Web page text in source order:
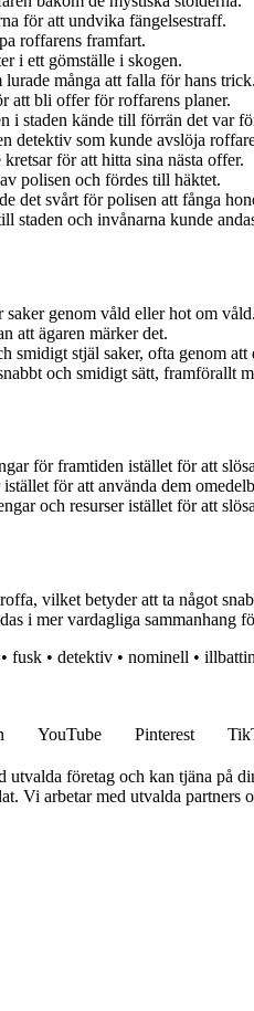
för att undvika fängelsestraff.
roffarens framfart.
i ett gömställe i skogen.
många att falla för hans trick.
att bli offer för roffarens planer.
i staden kände till förrän det var
detektiv som kunde avslöja
för att hitta sina nästa offer.
polisen och fördes till häktet.
det svårt för polisen att fånga
staden och invånarna kunde
saker genom våld eller hot om våld.
att ägaren märker det.
smidigt stjäl saker, ofta genom att
och smidigt sätt, framförallt
för framtiden istället för att
för att använda dem
och resurser istället för att
vilket betyder att ta något
i mer vardagliga sammanhang
• fusk • detektiv • nominell •
YouTube Pinterest
företag och kan tjäna på
Vi arbetar med utvalda